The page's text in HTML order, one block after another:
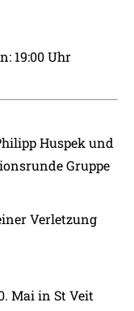
19:00 Uhr
Huspek und
Gruppe
Verletzung
Mai in St Veit